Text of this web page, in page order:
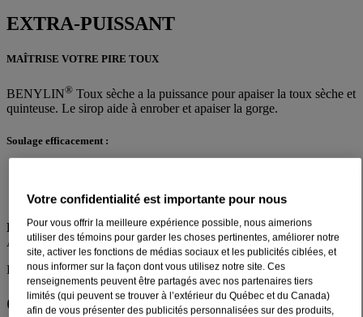
EXTRA-PUISSANT
MAÎTRISE VOTRE PIRE TOUX
BENYLIN® Toux sèche a la puissance pour apaiser la toux sèche et
quinteuse. Le sirop aide à enrober et apaiser la gorge.
Soulage efficacement :
Toux due à l’irritation de la gorge
ET :
Apaise la gorge
Flacons de 100 ml et 250 ml
Où Acheter
Votre confidentialité est importante pour nous
Pour vous offrir la meilleure expérience possible, nous aimerions
utiliser des témoins pour garder les choses pertinentes, améliorer notre
site, activer les fonctions de médias sociaux et les publicités ciblées, et
nous informer sur la façon dont vous utilisez notre site. Ces
renseignements peuvent être partagés avec nos partenaires tiers
limités (qui peuvent se trouver à l’extérieur du Québec et du Canada)
afin de vous présenter des publicités personnalisées sur des produits,